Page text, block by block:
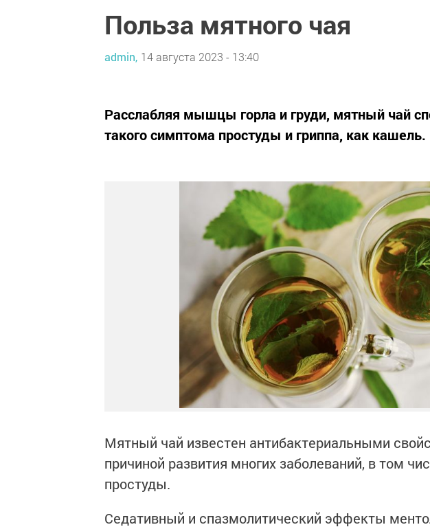
Польза мятного чая
admin, 14 августа 2023 - 13:40
Расслабляя мышцы горла и груди, мятный чай
такого симптома простуды и гриппа, как кашель.
Мятный чай известен антибактериальными
причиной развития многих заболеваний, в том
простуды.
Седативный и спазмолитический эффекты